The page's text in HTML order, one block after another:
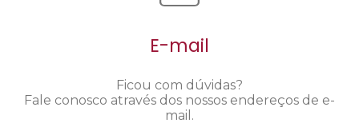
E-mail
Ficou com dúvidas?
Fale conosco através dos nossos endereços de e-
mail.